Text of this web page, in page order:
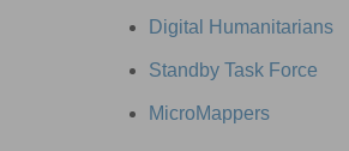
Digital Humanitarians
Standby Task Force
MicroMappers